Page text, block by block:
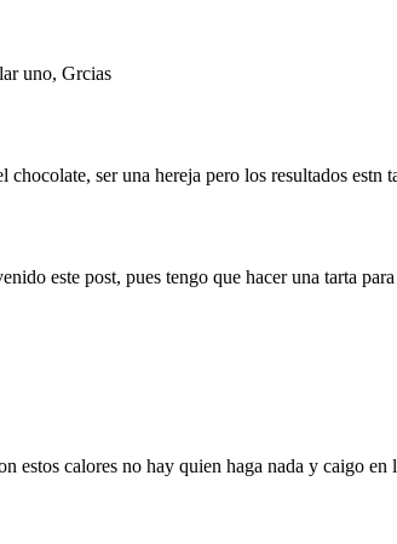
uno, Grcias
ser una hereja pero los resultados estn
este post, pues tengo que hacer una tarta
estos calores no hay quien haga nada y caigo